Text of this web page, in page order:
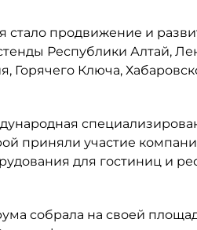
стало продвижение и
Республики Алтай,
Горячего Ключа,
приняли участие
для гостиниц и
собрала на своей